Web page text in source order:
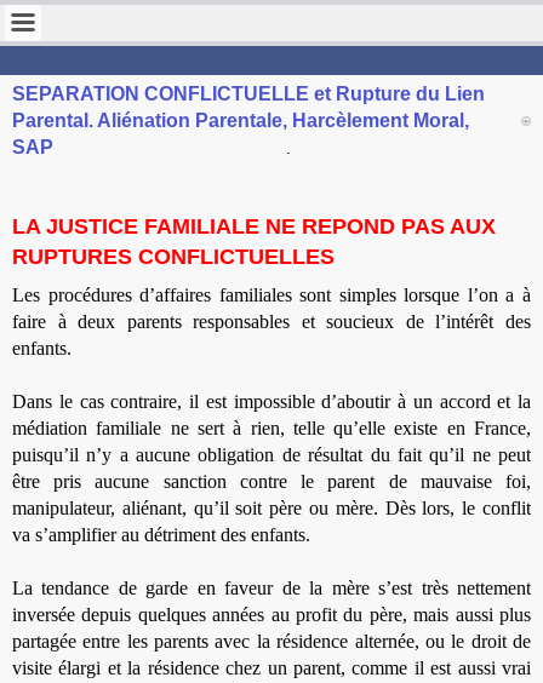
SEPARATION CONFLICTUELLE et Rupture du Lien
Parental. Aliénation Parentale, Harcèlement Moral,
SAP
LA JUSTICE FAMILIALE NE REPOND PAS AUX
RUPTURES CONFLICTUELLES
Les procédures d’affaires familiales sont simples lorsque l’on a à
faire à deux parents responsables et soucieux de l’intérêt des
enfants.
Dans le cas contraire, il est impossible d’aboutir à un accord et la
médiation familiale ne sert à rien, telle qu’elle existe en France,
puisqu’il n’y a aucune obligation de résultat du fait qu’il ne peut
être pris aucune sanction contre le parent de mauvaise foi,
manipulateur, aliénant, qu’il soit père ou mère. Dès lors, le conflit
va s’amplifier au détriment des enfants.
La tendance de garde en faveur de la mère s’est très nettement
inversée depuis quelques années au profit du père, mais aussi plus
partagée entre les parents avec la résidence alternée, ou le droit de
visite élargi et la résidence chez un parent, comme il est aussi vrai